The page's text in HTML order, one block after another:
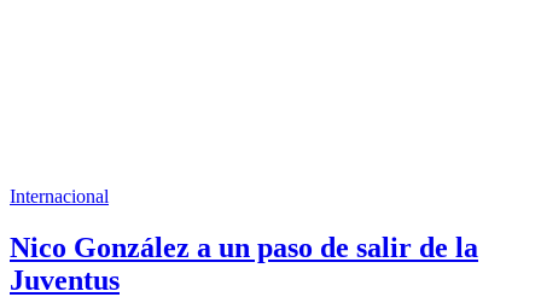
Internacional
Nico González a un paso de salir de la
Juventus